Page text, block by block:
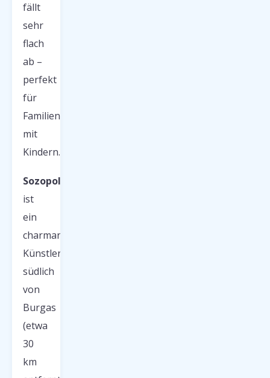
fällt
sehr
flach
ab –
perfekt
für
Familien
mit
Kindern.
Sozopol
ist
ein
charmantes
Künstlerdorf
südlich
von
Burgas
(etwa
30
km